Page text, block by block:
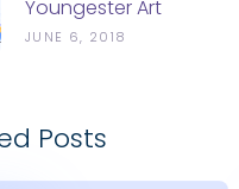
Youngester Art
JUNE 6, 2018
Posts